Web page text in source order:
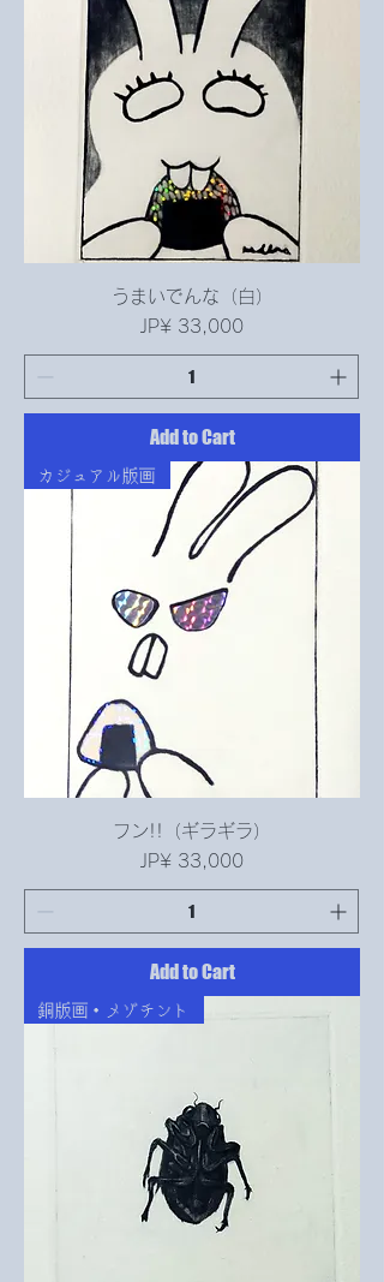
うまいでんな（白）
Price
JP¥ 33,000
Add to Cart
カジュアル版画
フン!!（ギラギラ）
Price
JP¥ 33,000
Add to Cart
銅版画・メゾチント